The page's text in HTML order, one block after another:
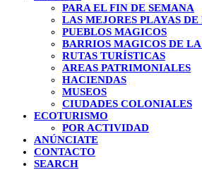
PARA EL FIN DE SEMANA
LAS MEJORES PLAYAS
PUEBLOS MAGICOS
BARRIOS MAGICOS DE
RUTAS TURÍSTICAS
AREAS PATRIMONIALES
HACIENDAS
MUSEOS
CIUDADES COLONIALES
ECOTURISMO
POR ACTIVIDAD
ANÚNCIATE
CONTACTO
SEARCH